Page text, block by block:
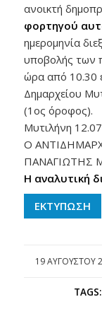
ανοικτή
φορτηγού
ημερομηνία
υποβολής των
ώρα από 10.30
Δημαρχείου
(1ος όροφος).
Μυτιλήνη
Ο
ΠΑΝΑΓΙΩΤΗΣ
Η αναλυτική
ΕΚΤΥΠΩΣΗ
19 ΑΥΓΟΎΣΤΟΥ
/
TAGS: